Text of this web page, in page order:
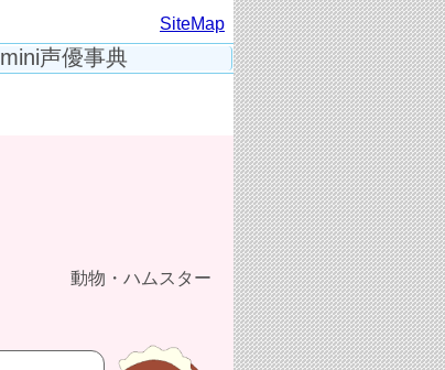
SiteMap
mini声優事典
動物・ハムスター